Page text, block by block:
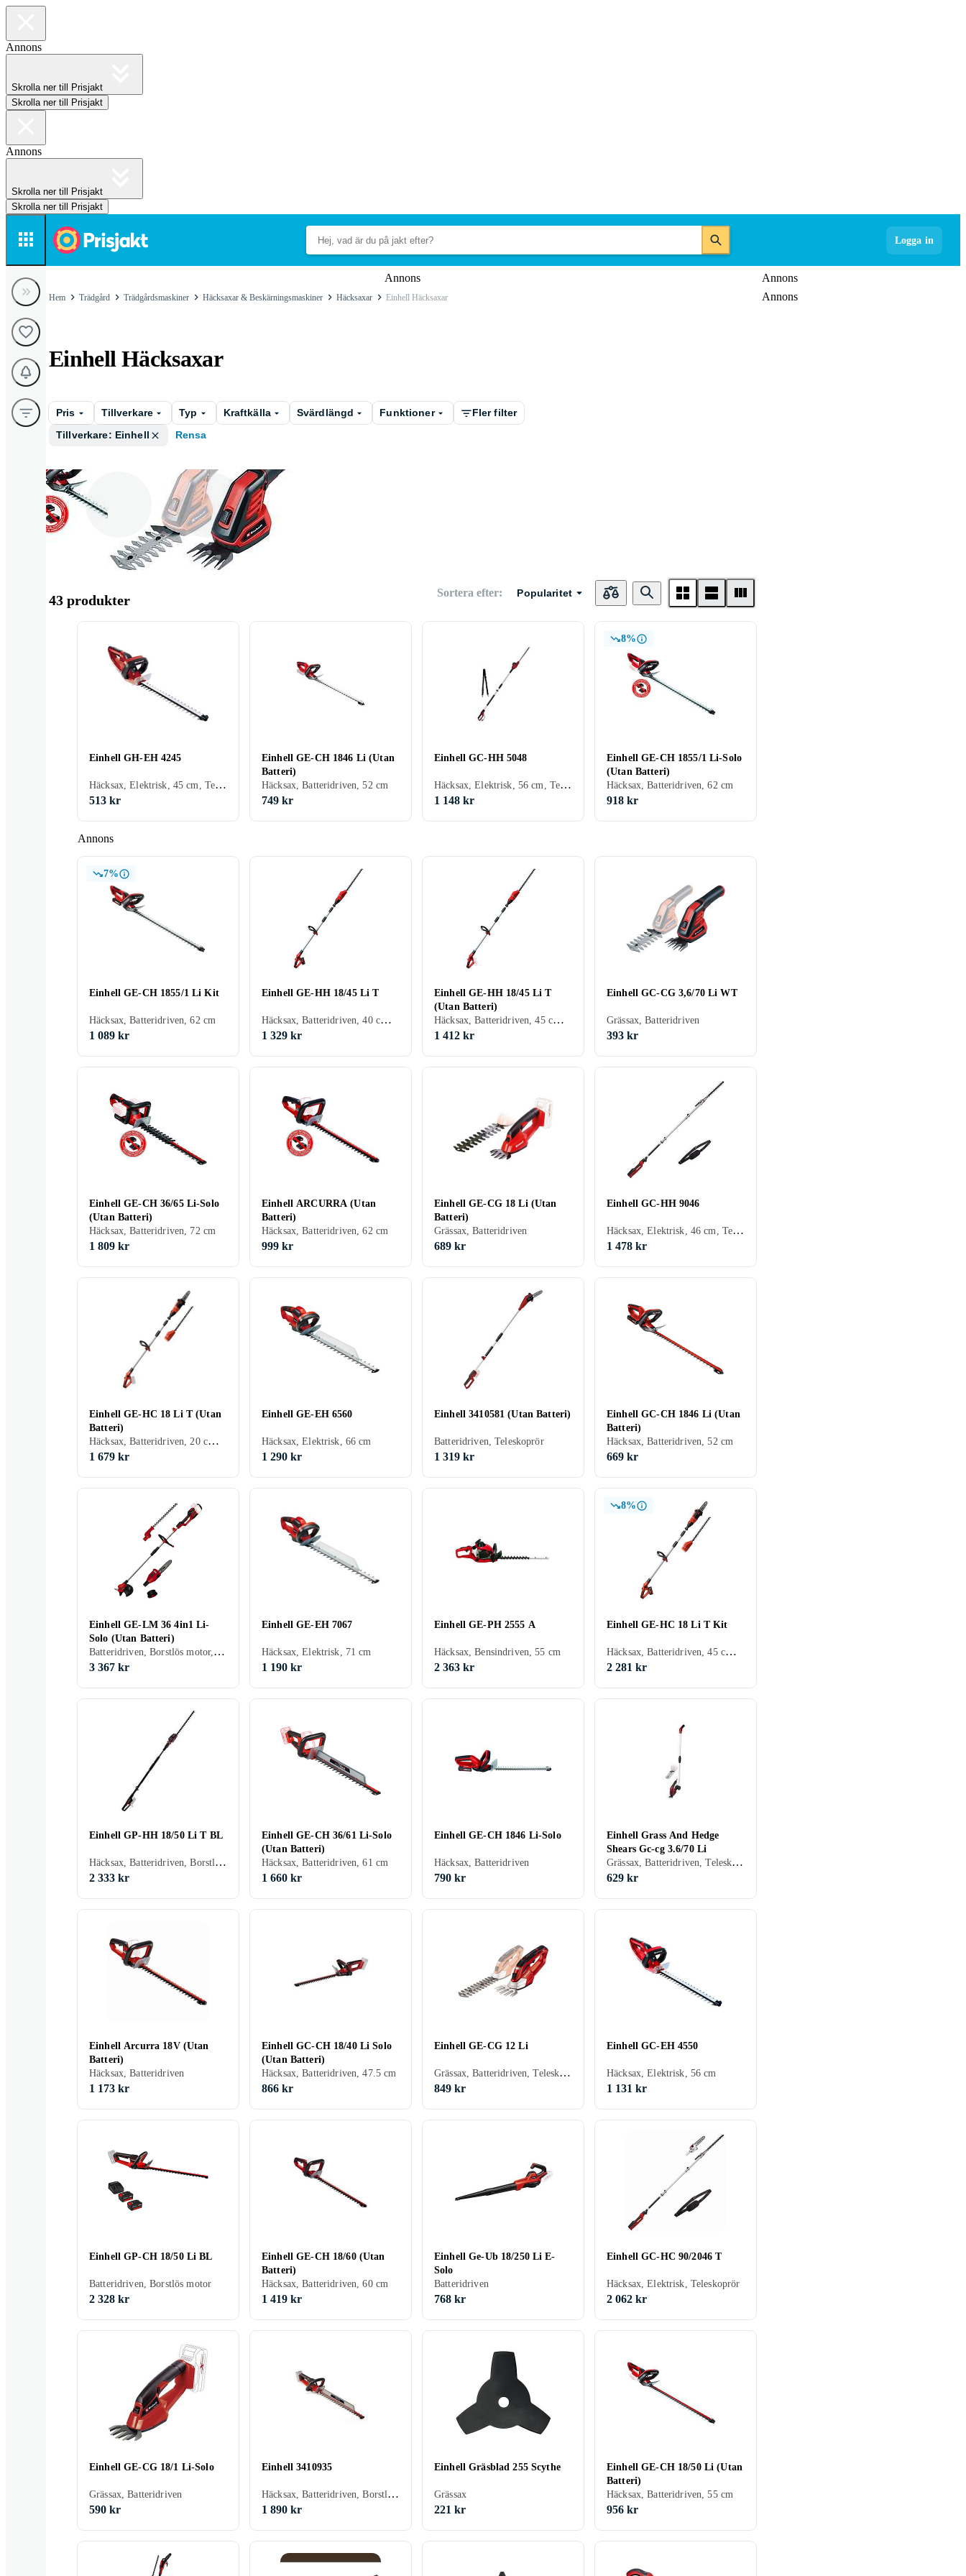
Annons
Skrolla ner till Prisjakt
Skrolla ner till Prisjakt
Annons
Skrolla ner till Prisjakt
Skrolla ner till Prisjakt
Logga in
Annons
Annons
Annons
Hem Trädgård Trädgårdsmaskiner Häcksaxar & Beskärningsmaskiner Häcksaxar Einhell Häcksaxar
Einhell Häcksaxar
Pris Tillverkare Typ Kraftkälla Svärdlängd Funktioner
Fler filter
Tillverkare: Einhell
Rensa
Häcksax Grässax
43 produkter Sortera efter: Popularitet
Annons
Einhell GH-EH 4245
Häcksax, Elektrisk, 45 cm, Teleskoprör
513 kr
Einhell GE-CH 1846 Li (Utan
Batteri)
Häcksax, Batteridriven, 52 cm
749 kr
Einhell GC-HH 5048
Häcksax, Elektrisk, 56 cm, Teleskoprör
1 148 kr
8%
Einhell GE-CH 1855/1 Li-Solo
(Utan Batteri)
Häcksax, Batteridriven, 62 cm
918 kr
7%
Einhell GE-CH 1855/1 Li Kit
Häcksax, Batteridriven, 62 cm
1 089 kr
Einhell GE-HH 18/45 Li T
Häcksax, Batteridriven, 40 cm, Teleskoprör
1 329 kr
Einhell GE-HH 18/45 Li T
(Utan Batteri)
Häcksax, Batteridriven, 45 cm, Teleskoprör
1 412 kr
Einhell GC-CG 3,6/70 Li WT
Grässax, Batteridriven
393 kr
Einhell GE-CH 36/65 Li-Solo
(Utan Batteri)
Häcksax, Batteridriven, 72 cm
1 809 kr
Einhell ARCURRA (Utan
Batteri)
Häcksax, Batteridriven, 62 cm
999 kr
Einhell GE-CG 18 Li (Utan
Batteri)
Grässax, Batteridriven
689 kr
Einhell GC-HH 9046
Häcksax, Elektrisk, 46 cm, Teleskoprör
1 478 kr
Einhell GE-HC 18 Li T (Utan
Batteri)
Häcksax, Batteridriven, 20 cm, Teleskoprör
1 679 kr
Einhell GE-EH 6560
Häcksax, Elektrisk, 66 cm
1 290 kr
Einhell 3410581 (Utan Batteri)
Batteridriven, Teleskoprör
1 319 kr
Einhell GC-CH 1846 Li (Utan
Batteri)
Häcksax, Batteridriven, 52 cm
669 kr
Einhell GE-LM 36 4in1 Li-
Solo (Utan Batteri)
Batteridriven, Borstlös motor, Teleskoprör
3 367 kr
Einhell GE-EH 7067
Häcksax, Elektrisk, 71 cm
1 190 kr
Einhell GE-PH 2555 A
Häcksax, Bensindriven, 55 cm
2 363 kr
8%
Einhell GE-HC 18 Li T Kit
Häcksax, Batteridriven, 45 cm, Teleskoprör
2 281 kr
Einhell GP-HH 18/50 Li T BL
Häcksax, Batteridriven, Borstlös motor, Teleskoprör
2 333 kr
Einhell GE-CH 36/61 Li-Solo
(Utan Batteri)
Häcksax, Batteridriven, 61 cm
1 660 kr
Einhell GE-CH 1846 Li-Solo
Häcksax, Batteridriven
790 kr
Einhell Grass And Hedge
Shears Gc-cg 3.6/70 Li
Grässax, Batteridriven, Teleskoprör
629 kr
Einhell Arcurra 18V (Utan
Batteri)
Häcksax, Batteridriven
1 173 kr
Einhell GC-CH 18/40 Li Solo
(Utan Batteri)
Häcksax, Batteridriven, 47.5 cm
866 kr
Einhell GE-CG 12 Li
Grässax, Batteridriven, Teleskoprör
849 kr
Einhell GC-EH 4550
Häcksax, Elektrisk, 56 cm
1 131 kr
Einhell GP-CH 18/50 Li BL
Batteridriven, Borstlös motor
2 328 kr
Einhell GE-CH 18/60 (Utan
Batteri)
Häcksax, Batteridriven, 60 cm
1 419 kr
Einhell Ge-Ub 18/250 Li E-
Solo
Batteridriven
768 kr
Einhell GC-HC 90/2046 T
Häcksax, Elektrisk, Teleskoprör
2 062 kr
Einhell GE-CG 18/1 Li-Solo
Grässax, Batteridriven
590 kr
Einhell 3410935
Häcksax, Batteridriven, Borstlös motor
1 890 kr
Einhell Gräsblad 255 Scythe
Grässax
221 kr
Einhell GE-CH 18/50 Li (Utan
Batteri)
Häcksax, Batteridriven, 55 cm
956 kr